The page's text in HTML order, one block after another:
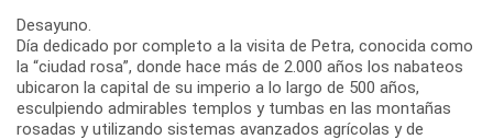
Desayuno.
Día dedicado por completo a la visita de Petra, conocida como
la “ciudad rosa”, donde hace más de 2.000 años los nabateos
ubicaron la capital de su imperio a lo largo de 500 años,
esculpiendo admirables templos y tumbas en las montañas
rosadas y utilizando sistemas avanzados agrícolas y de